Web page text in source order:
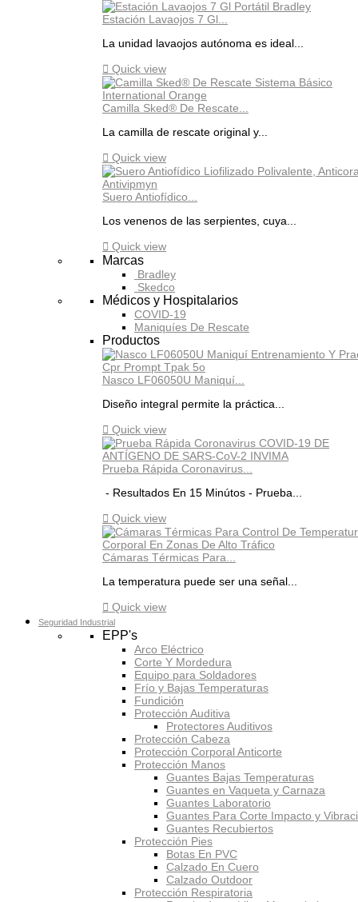
Estación Lavaojos 7 Gl...
La unidad lavaojos autónoma es ideal...
 Quick view
Camilla Sked® De Rescate...
La camilla de rescate original y...
 Quick view
Suero Antiofídico...
Los venenos de las serpientes, cuya...
 Quick view
Marcas
Bradley
Skedco
Médicos y Hospitalarios
COVID-19
Maniquíes De Rescate
Productos
Nasco LF06050U Maniquí...
Diseño integral permite la práctica...
 Quick view
Prueba Rápida Coronavirus...
- Resultados En 15 Minútos - Prueba...
 Quick view
Cámaras Térmicas Para...
La temperatura puede ser una señal...
 Quick view
Seguridad Industrial
EPP's
Arco Eléctrico
Corte Y Mordedura
Equipo para Soldadores
Frío y Bajas Temperaturas
Fundición
Protección Auditiva
Protectores Auditivos
Protección Cabeza
Protección Corporal Anticorte
Protección Manos
Guantes Bajas Temperaturas
Guantes en Vaqueta y Carnaza
Guantes Laboratorio
Guantes Para Corte Impacto y
Guantes Recubiertos
Protección Pies
Botas En PVC
Calzado En Cuero
Calzado Outdoor
Protección Respiratoria